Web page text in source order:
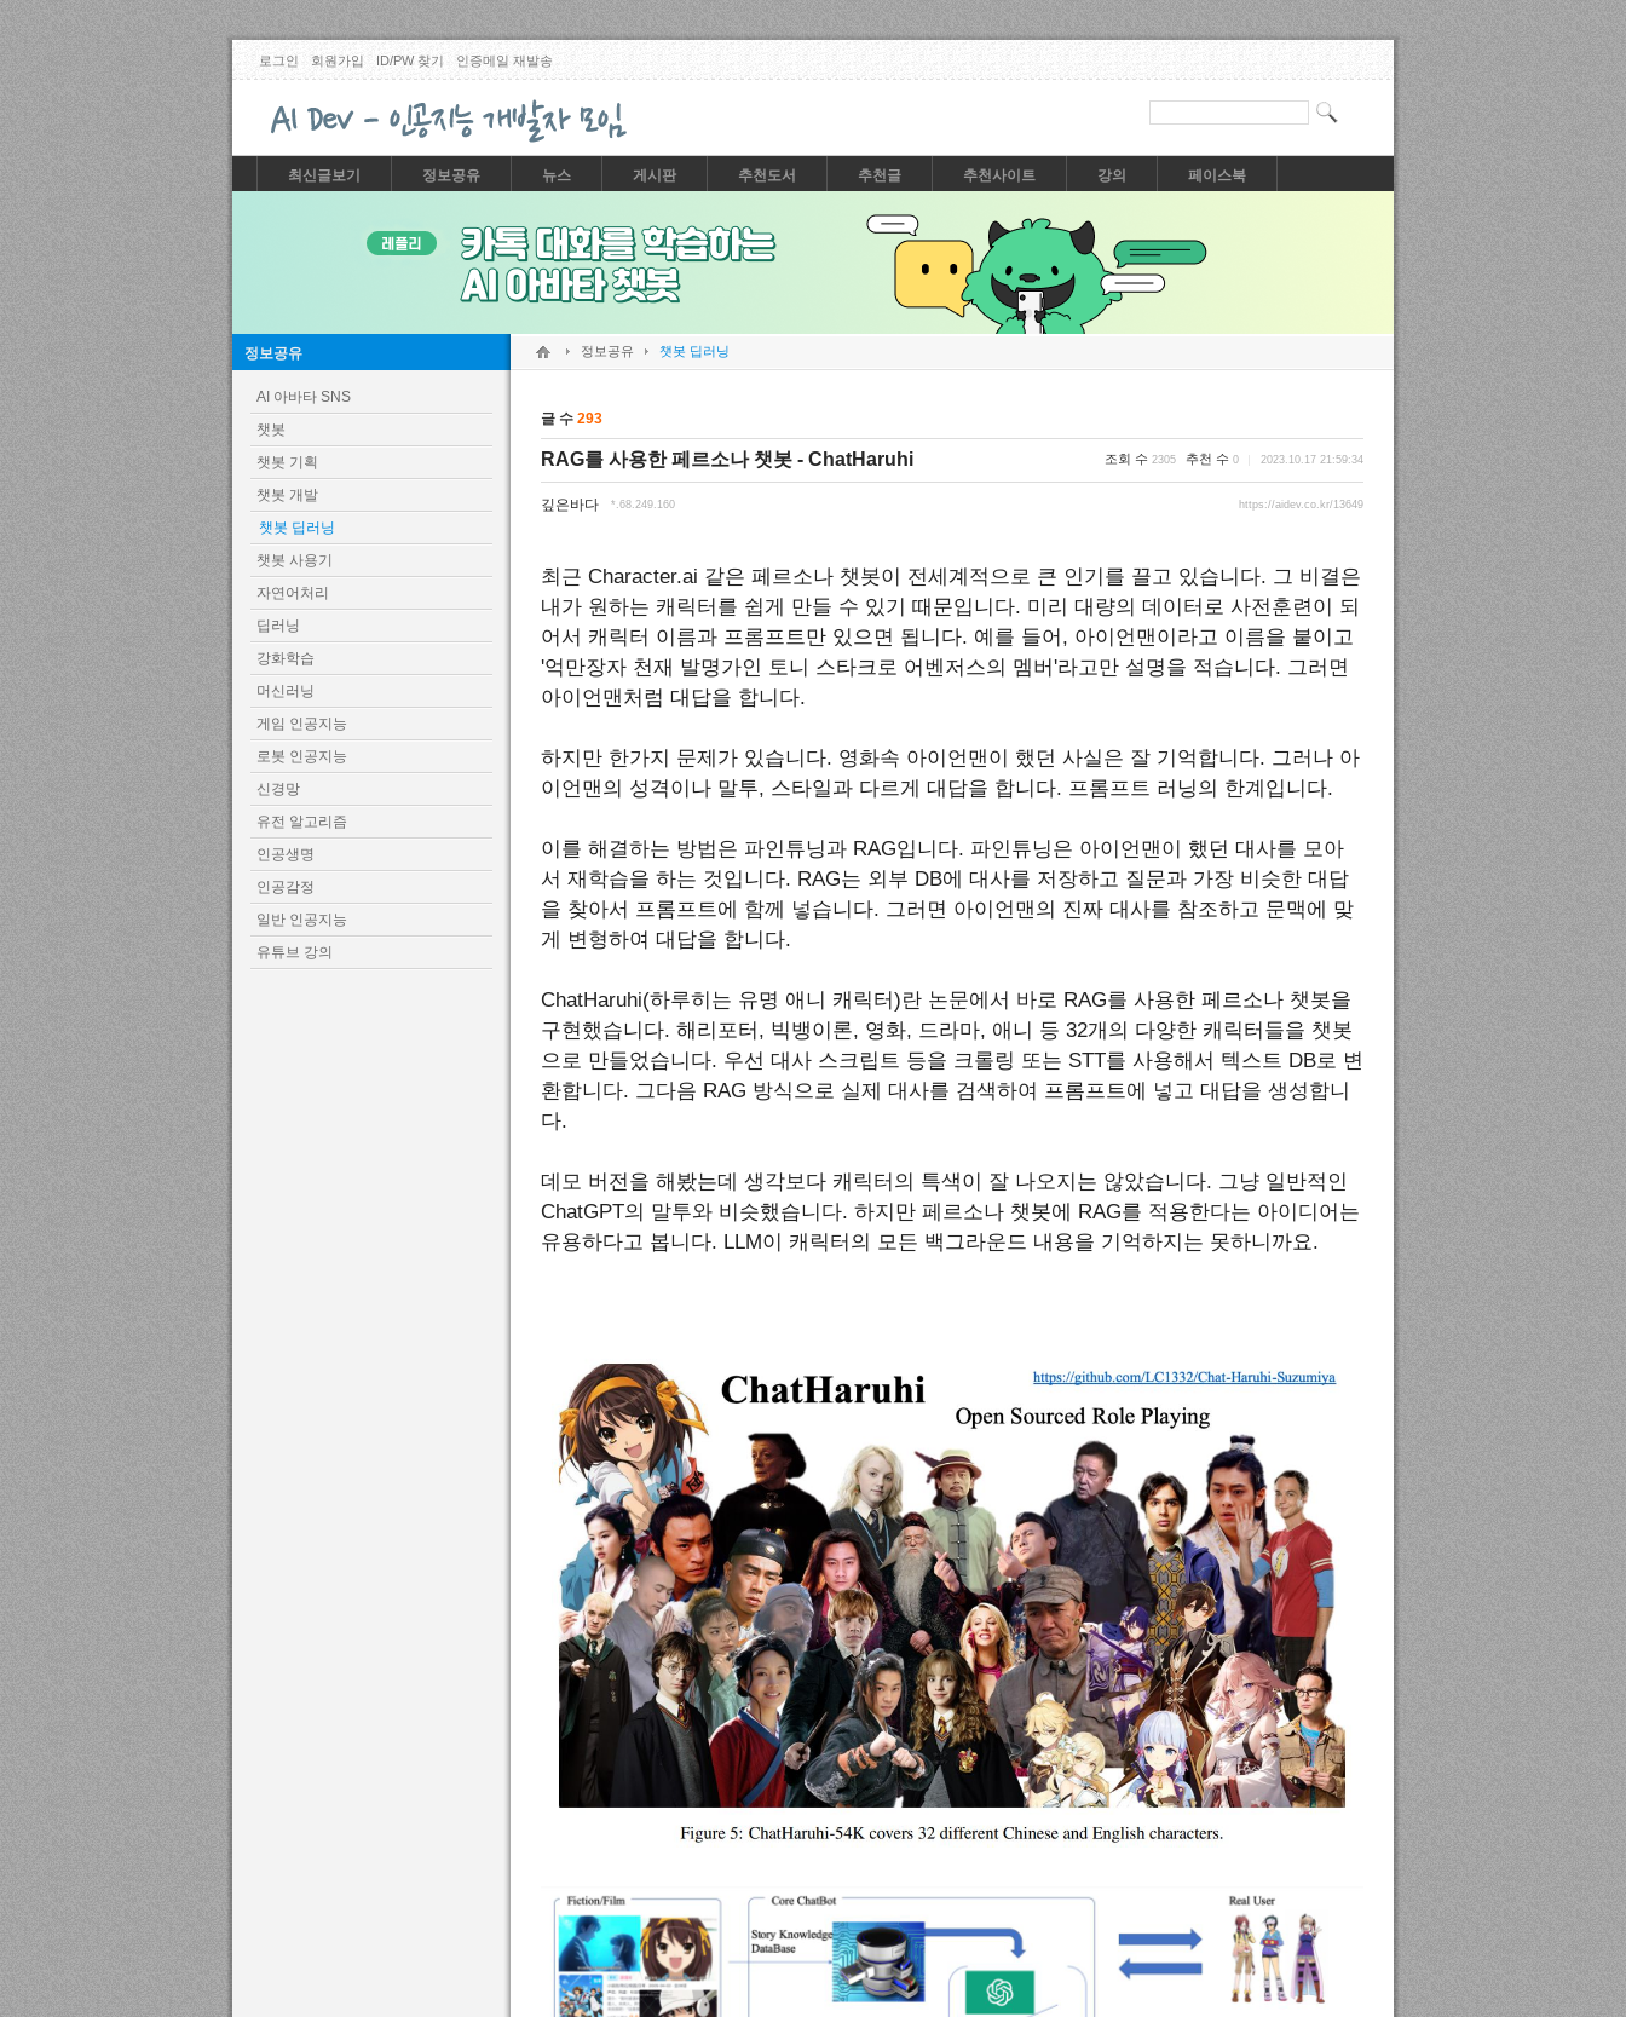
로그인 회원가입 ID/PW 찾기 인증메일 재발송
최신글보기 정보공유 뉴스 게시판 추천도서 추천글 추천사이트 강의 페이스북
정보공유
AI 아바타 SNS
챗봇
챗봇 기획
챗봇 개발
챗봇 딥러닝
챗봇 사용기
자연어처리
딥러닝
강화학습
머신러닝
게임 인공지능
로봇 인공지능
신경망
유전 알고리즘
인공생명
인공감정
일반 인공지능
유튜브 강의
정보공유 챗봇 딥러닝
글 수 293
RAG를 사용한 페르소나 챗봇 - ChatHaruhi 조회 수 2305 추천 수 0 2023.10.17 21:59:34
깊은바다 *.68.249.160 https://aidev.co.kr/13649
최근 Character.ai 같은 페르소나 챗봇이 전세계적으로 큰 인기를 끌고 있습니다. 그 비결은
내가 원하는 캐릭터를 쉽게 만들 수 있기 때문입니다. 미리 대량의 데이터로 사전훈련이 되
어서 캐릭터 이름과 프롬프트만 있으면 됩니다. 예를 들어, 아이언맨이라고 이름을 붙이고
'억만장자 천재 발명가인 토니 스타크로 어벤저스의 멤버'라고만 설명을 적습니다. 그러면
아이언맨처럼 대답을 합니다.
하지만 한가지 문제가 있습니다. 영화속 아이언맨이 했던 사실은 잘 기억합니다. 그러나 아
이언맨의 성격이나 말투, 스타일과 다르게 대답을 합니다. 프롬프트 러닝의 한계입니다.
이를 해결하는 방법은 파인튜닝과 RAG입니다. 파인튜닝은 아이언맨이 했던 대사를 모아
서 재학습을 하는 것입니다. RAG는 외부 DB에 대사를 저장하고 질문과 가장 비슷한 대답
을 찾아서 프롬프트에 함께 넣습니다. 그러면 아이언맨의 진짜 대사를 참조하고 문맥에 맞
게 변형하여 대답을 합니다.
ChatHaruhi(하루히는 유명 애니 캐릭터)란 논문에서 바로 RAG를 사용한 페르소나 챗봇을
구현했습니다. 해리포터, 빅뱅이론, 영화, 드라마, 애니 등 32개의 다양한 캐릭터들을 챗봇
으로 만들었습니다. 우선 대사 스크립트 등을 크롤링 또는 STT를 사용해서 텍스트 DB로 변
환합니다. 그다음 RAG 방식으로 실제 대사를 검색하여 프롬프트에 넣고 대답을 생성합니
다.
데모 버전을 해봤는데 생각보다 캐릭터의 특색이 잘 나오지는 않았습니다. 그냥 일반적인
ChatGPT의 말투와 비슷했습니다. 하지만 페르소나 챗봇에 RAG를 적용한다는 아이디어는
유용하다고 봅니다. LLM이 캐릭터의 모든 백그라운드 내용을 기억하지는 못하니까요.